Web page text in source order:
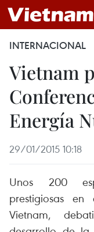
INTERNACIONAL
Vietnam
Energía
29/01/2015 10:18
Unos 200
prestigiosas
Vietnam,